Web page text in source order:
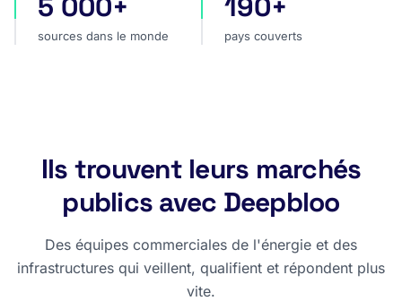
sources dans le monde
sources dans le monde
pays couverts
pays couverts
Ils trouvent leurs marchés
publics avec Deepbloo
Des équipes commerciales de l'énergie et des
infrastructures qui veillent, qualifient et répondent plus
vite.